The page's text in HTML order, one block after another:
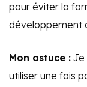
pour éviter la
développement
Mon astuce : Je
utiliser une fois